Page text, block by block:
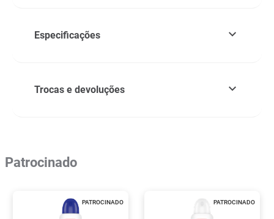
Especificações
Trocas e devoluções
Patrocinado
PATROCINADO PATROCINADO